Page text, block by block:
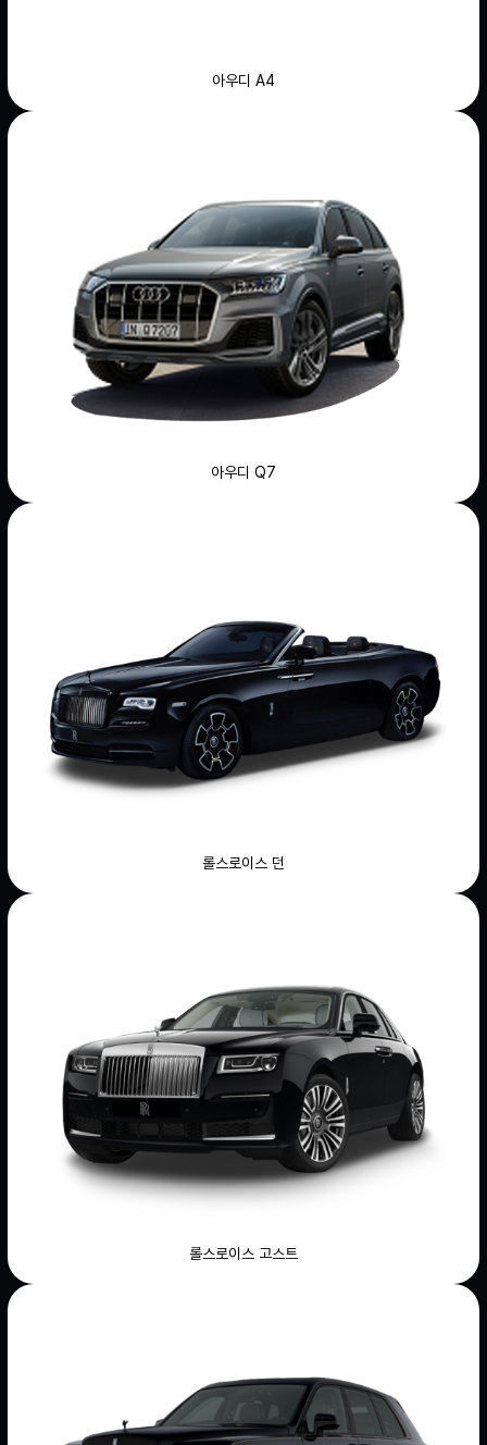
아우디 A4
아우디 Q7
롤스로이스 던
롤스로이스 고스트